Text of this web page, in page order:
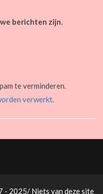
berichten zijn.
te verminderen.
verwerkt
2025/ Niets van deze site